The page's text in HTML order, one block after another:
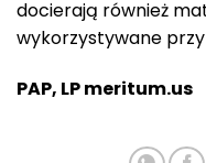
docierają również
wykorzystywane
PAP, LP meritum.us